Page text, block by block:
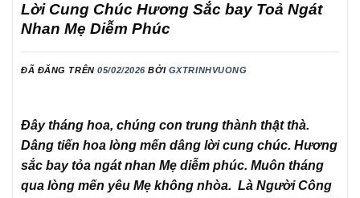
Lời Cung Chúc Hương Sắc bay Toả Ngát
Nhan Mẹ Diễm Phúc
ĐÃ ĐĂNG TRÊN05/02/2026 BỞI GXTRINHVUONG
Đây tháng hoa, chúng con trung thành thật thà.
Dâng tiến hoa lòng mến dâng lời cung chúc. Hương
sắc bay tỏa ngát nhan Mẹ diễm phúc. Muôn tháng
qua lòng mến yêu Mẹ không nhòa. Là Người Công